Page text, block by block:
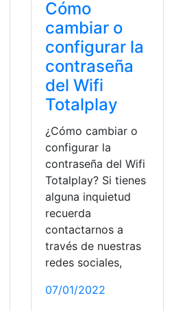
Cómo
cambiar o
configurar la
contraseña
del Wifi
Totalplay
¿Cómo cambiar o
configurar la
contraseña del Wifi
Totalplay? Si tienes
alguna inquietud
recuerda
contactarnos a
través de nuestras
redes sociales,
07/01/2022